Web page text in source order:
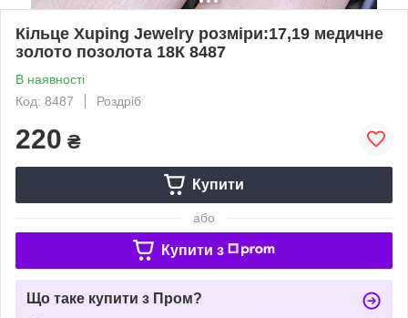
Кільце Xuping Jewelry розміри:17,19 медичне
золото позолота 18К 8487
В наявності
Код: 8487
Роздріб
220 ₴
Купити
або
Купити з
Що таке купити з Пром?